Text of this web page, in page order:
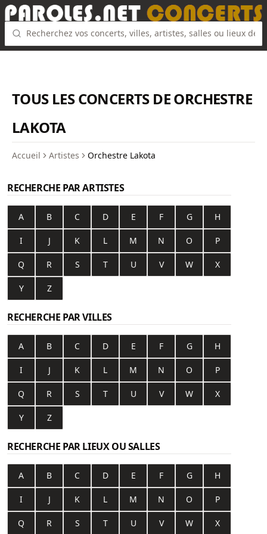
TOUS LES CONCERTS DE ORCHESTRE
LAKOTA
Accueil Artistes Orchestre Lakota
RECHERCHE PAR ARTISTES
A B C D E F G H
I J K L M N O P
Q R S T U V W X
Y Z
RECHERCHE PAR VILLES
A B C D E F G H
I J K L M N O P
Q R S T U V W X
Y Z
RECHERCHE PAR LIEUX OU SALLES
A B C D E F G H
I J K L M N O P
Q R S T U V W X